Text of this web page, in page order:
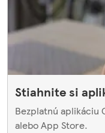
Stiahnite si
Bezplatnú aplikáciu
alebo App Store.